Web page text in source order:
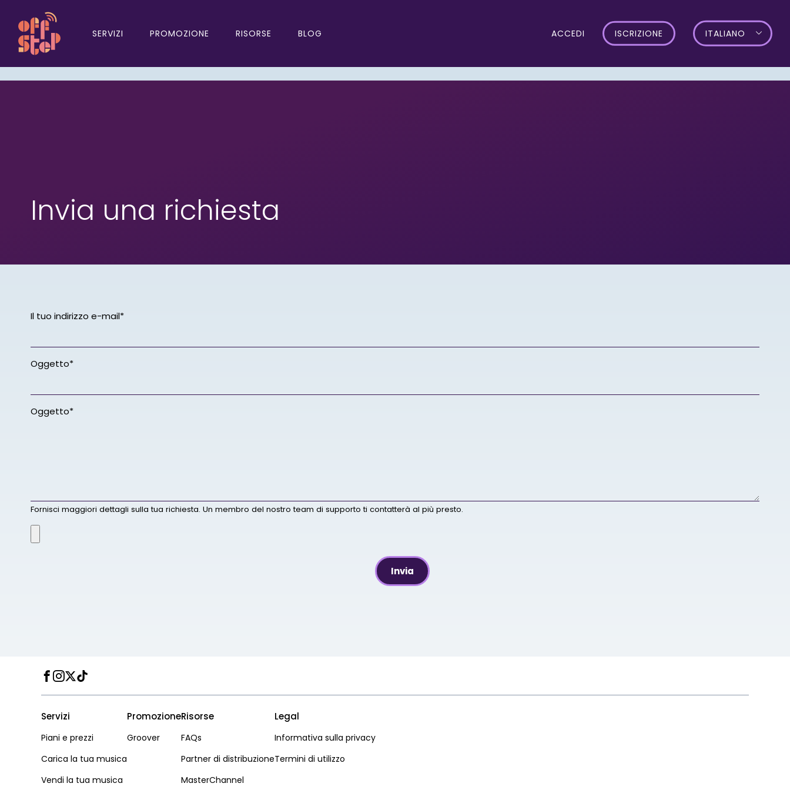
SERVIZI PROMOZIONE RISORSE BLOG ACCEDI ISCRIZIONE ITALIANO
Invia una richiesta
Il tuo indirizzo e-mail*
Oggetto*
Oggetto*
Fornisci maggiori dettagli sulla tua richiesta. Un membro del nostro team di supporto ti contatterà al più presto.
Facebook
Instagram
Twitter
TikTok
Servizi
Piani e prezzi
Carica la tua musica
Vendi la tua musica
Promozione
Groover
Risorse
FAQs
Partner di distribuzione
MasterChannel
Legal
Informativa sulla privacy
Termini di utilizzo